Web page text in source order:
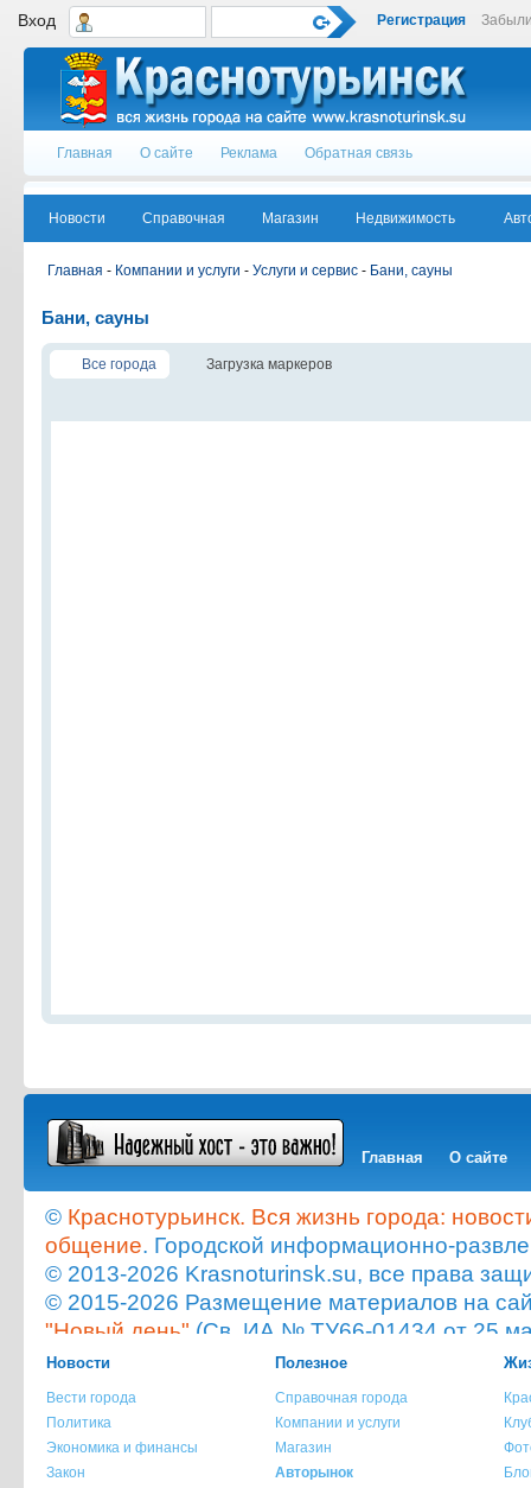
Вход Регистрация
Главная О сайте Реклама Обратная связь
Новости Справочная Магазин Недвижимость
Главная - Компании и услуги - Услуги и сервис - Бани, сауны
Бани, сауны
Все города Загрузка маркеров
Главная О сайте
© Краснотурьинск. Вся жизнь города:
общение. Городской информационно-
© 2013-2026 Krasnoturinsk.su, все права
© 2015-2026 Размещение материалов на
"Новый день" (Св. ИА № ТУ66-01434 от 25
Мнение администрации сайта не всегда
опубликованного материала!
При копировании материала с сайта
ссылка на источник обязательна.
При использовании материала с сайта
Новости
Вести города
Политика
Экономика и финансы
Закон
Полезное
Справочная города
Компании и услуги
Магазин
Авторынок